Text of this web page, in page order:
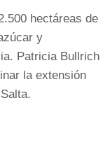
hectáreas de
y
Patricia Bullrich
la extensión